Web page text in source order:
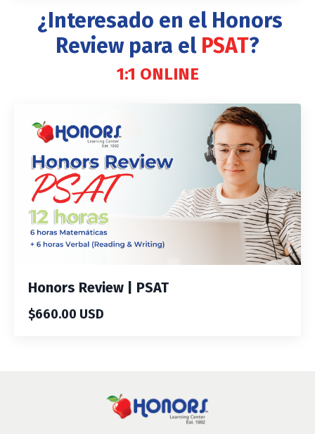
¿Interesado en el Honors
Review para el PSAT?
1:1 ONLINE
Honors Review | PSAT
$660.00 USD